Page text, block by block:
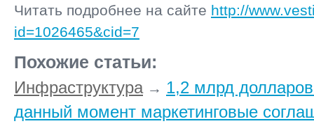
Читать подробнее на сайте http://
id=1026465&cid=7
Похожие статьи:
Инфраструктура→ 1,2 млрд
данный момент маркетинговые